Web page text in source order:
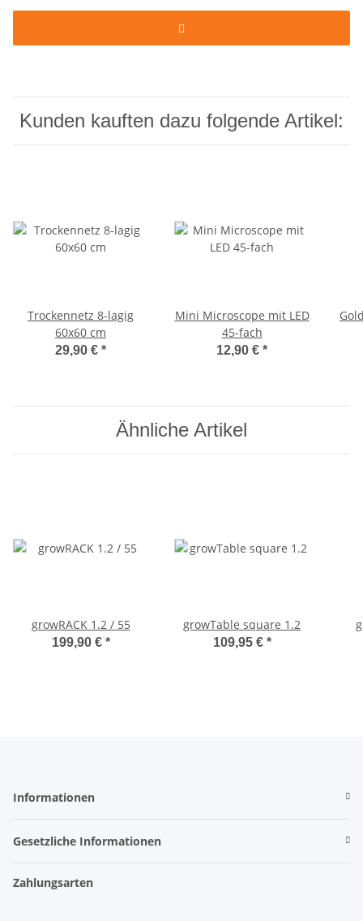
Kunden kauften dazu folgende Artikel:
Trockennetz 8-lagig
60x60 cm
29,90 € *
Mini Microscope mit LED
45-fach
12,90 € *
Ähnliche Artikel
growRACK 1.2 / 55
199,90 € *
growTable square 1.2
109,95 € *
Informationen
Gesetzliche Informationen
Zahlungsarten